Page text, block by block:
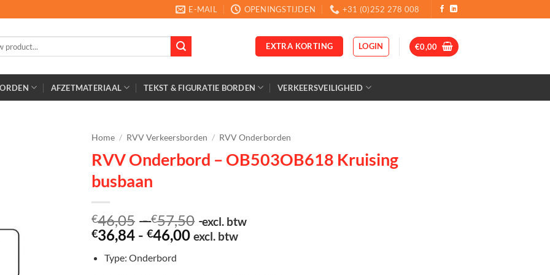
E-MAIL OPENINGSTIJDEN +31 (0)252 278 008
EXTRA KORTING LOGIN €0,00
AFZETMATERIAAL TEKST & FIGURATIE BORDEN VERKEERSVEILIGHEID
Home / RVV Verkeersborden / RVV Onderborden
RVV Onderbord – OB503OB618 Kruising
busbaan
€46,05 - €57,50 Prijsklasse:
€46,05
excl. btw
€36,84 - €46,00Prijsklasse:
excl. btw
Type: Onderbord